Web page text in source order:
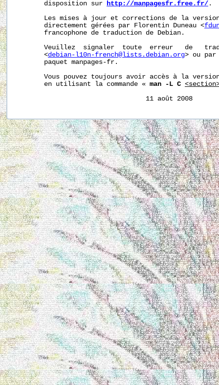
       disposition sur
http://manpagesfr.free.fr/ .
Les mises à jour et corrections de la
       directement gérées par Florentin Duneau <
       francophone de traduction de Debian.
Veuillez  signaler  toute  erreur   de
       <
debian-l10n-french@lists.debian.org> ou par
       paquet manpages-fr.
Vous pouvez toujours avoir accès à la
       en utilisant la commande «
man -L C